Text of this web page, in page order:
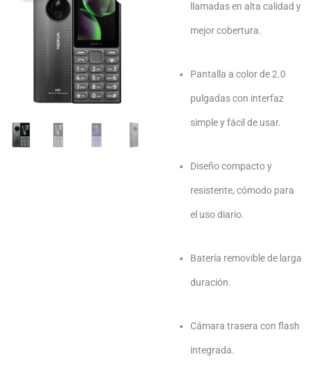
llamadas en alta calidad y
mejor cobertura.
Pantalla a color de 2.0
pulgadas con interfaz
simple y fácil de usar.
Diseño compacto y
resistente, cómodo para
el uso diario.
Batería removible de larga
duración.
Cámara trasera con flash
integrada.